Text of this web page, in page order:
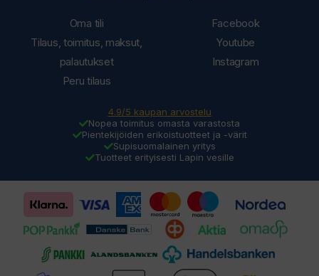
Oma tili
Tilaus, toimitus, maksut,
palautukset
Peru tilaus
Facebook
Youtube
Instagram
4.9/5 kaupan arvostelu
Nopea toimitus omasta varastosta
Pientekijöiden erikoistuotteet ja -värit
Supisuomalainen yritys
Tuotteet erityisesti Lapin vesille